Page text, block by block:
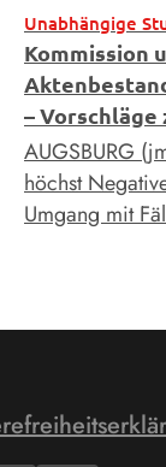
Kommission
–
AUGSBURG
höchst
Umgang mit